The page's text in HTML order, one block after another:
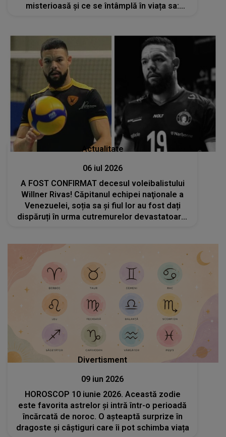
misterioasă și ce se întâmplă în viața sa:
Actualitate
06 iul 2026
A FOST CONFIRMAT decesul voleibalistului
Willner Rivas! Căpitanul echipei naţionale a
Venezuelei, soția sa și fiul lor au fost dați
dispăruți în urma cutremurelor devastatoare:
Divertisment
09 iun 2026
HOROSCOP 10 iunie 2026. Această zodie
este favorita astrelor și intră într-o perioadă
încărcată de noroc. O așteaptă surprize în
dragoste și câștiguri care îi pot schimba viața